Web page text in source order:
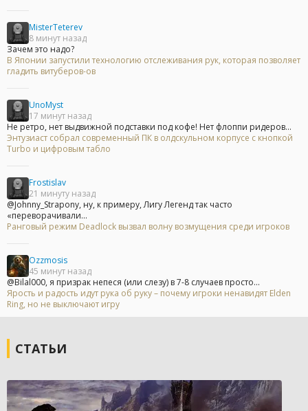
MisterTeterev
8 минут назад
Зачем это надо?
В Японии запустили технологию отслеживания рук, которая позволяет
гладить витуберов-ов
UnoMyst
17 минут назад
Не ретро, нет выдвижной подставки под кофе! Нет флоппи ридеров...
Энтузиаст собрал современный ПК в олдскульном корпусе с кнопкой
Turbo и цифровым табло
Frostislav
21 минуту назад
@Johnny_Strapony, ну, к примеру, Лигу Легенд так часто
«переворачивали...
Ранговый режим Deadlock вызвал волну возмущения среди игроков
Ozzmosis
45 минут назад
@Bilal000, я призрак непеся (или слезу) в 7-8 случаев просто...
Ярость и радость идут рука об руку – почему игроки ненавидят Elden
Ring, но не выключают игру
СТАТЬИ